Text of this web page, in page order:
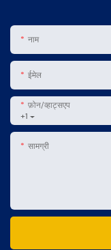
नाम
ईमेल
+1
फ़ोन/व्हाट्सएप
सामग्री